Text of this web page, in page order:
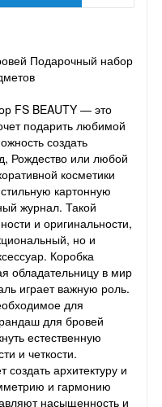
Подарочный набор
FS BEAUTY — это
подарить любимой
создать
Рождество или любой
косметики
картонную
журнал. Такой
и оригинальности,
но и
Коробка
обладательницу в мир
играет важную роль.
для
для бровей
естественную
и четкости.
архитектуру и
и гармонию
насыщенность и